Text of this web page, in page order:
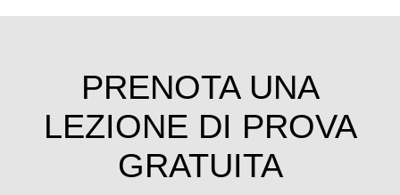
PRENOTA UNA
LEZIONE DI PROVA
GRATUITA